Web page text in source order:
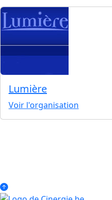
Lumière
Voir l'organisation